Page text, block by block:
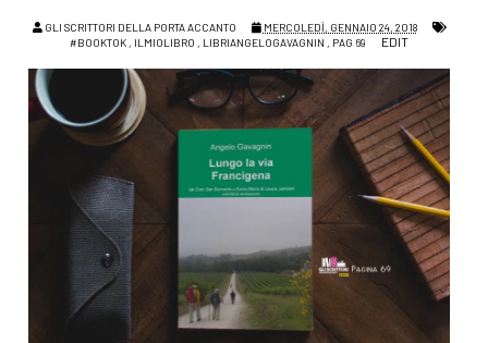
GLI SCRITTORI DELLA PORTA ACCANTO
MERCOLEDÌ, GENNAIO 24, 2018
#BOOKTOK , ILMIOLIBRO , LIBRIANGELOGAVAGNIN , PAG 69 EDIT